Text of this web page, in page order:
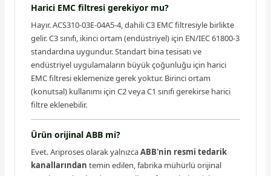
Harici EMC filtresi gerekiyor mu?
Hayır. ACS310-03E-04A5-4, dahili C3 EMC filtresiyle birlikte
gelir. C3 sınıfı, ikinci ortam (endüstriyel) için EN/IEC 61800-3
standardına uygundur. Standart bina tesisatı ve
endüstriyel uygulamaların büyük çoğunluğu için harici
EMC filtresi eklemenize gerek yoktur. Birinci ortam
(konutsal) kullanımı için C2 veya C1 sınıfı gerekirse harici
filtre eklenebilir.
Ürün orijinal ABB mi?
Evet. Ariproses olarak yalnızcaABB'nin resmi tedarik
kanallarından temin edilen, fabrika mühürlü orijinal